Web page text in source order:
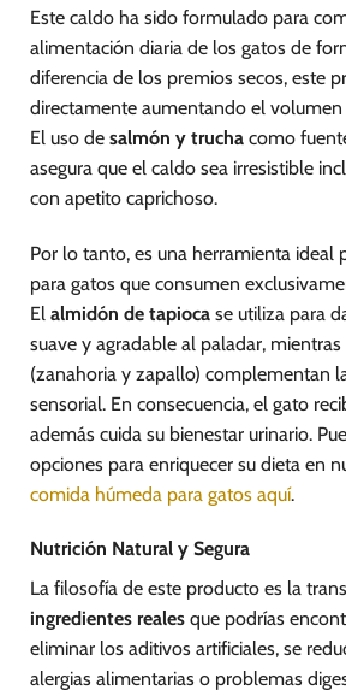
Este caldo ha sido formulado para
alimentación diaria de los gatos de
diferencia de los premios secos, este
directamente aumentando el volumen
El uso de salmón y trucha como
asegura que el caldo sea irresistible
con apetito caprichoso.
Por lo tanto, es una herramienta ideal
para gatos que consumen
El almidón de tapioca se utiliza para
suave y agradable al paladar,
(zanahoria y zapallo) complementan
sensorial. En consecuencia, el gato
además cuida su bienestar urinario.
opciones para enriquecer su dieta en
comida húmeda para gatos aquí.
Nutrición Natural y Segura
La filosofía de este producto es la
ingredientes reales que podrías
eliminar los aditivos artificiales, se
alergias alimentarias o problemas